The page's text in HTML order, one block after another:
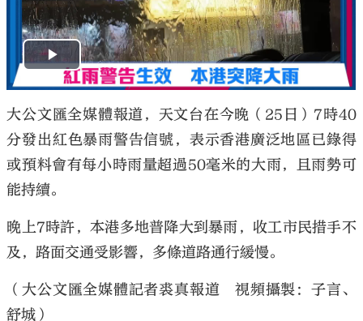
大公文匯全媒體報道，天文台在今晚（25日）7時40
分發出紅色暴雨警告信號，表示香港廣泛地區已錄得
或預料會有每小時雨量超過50毫米的大雨，且雨勢可
能持續。
晚上7時許，本港多地普降大到暴雨，收工市民措手不
及，路面交通受影響，多條道路通行緩慢。
（大公文匯全媒體記者裘真報道 視頻攝製：子言、
舒城）